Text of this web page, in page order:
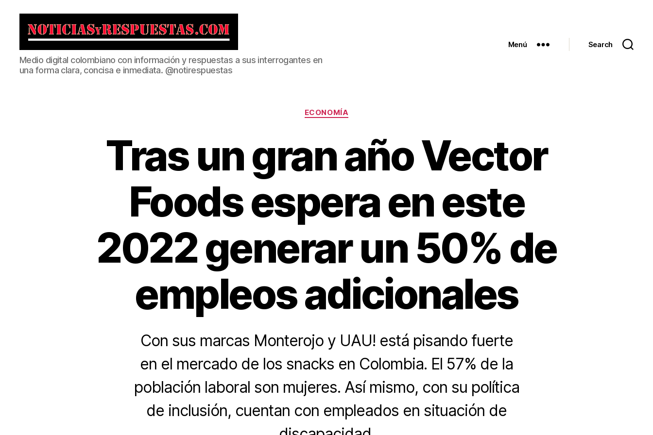
Noticias
y
Respuestas
Medio digital colombiano con información y respuestas a sus interrogantes en
una forma clara, concisa e inmediata. @notirespuestas
Menú Search
Categorías
ECONOMÍA
Tras un gran año Vector
Foods espera en este
2022 generar un 50% de
empleos adicionales
Con sus marcas Monterojo y UAU! está pisando fuerte
en el mercado de los snacks en Colombia. El 57% de la
población laboral son mujeres. Así mismo, con su política
de inclusión, cuentan con empleados en situación de